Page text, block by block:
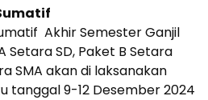
Akhir Semester Ganjil
Setara SD, Paket B Setara
SMA akan di laksanakan
tanggal 9-12 Desember 2024